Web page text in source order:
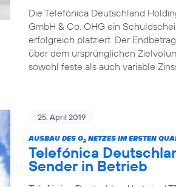
Die Telefónica Deutschland
GmbH & Co. OHG ein
erfolgreich platziert. Der
über dem ursprünglichen
sowohl feste als auch variable
25. April 2019
AUSBAU DES O2 NETZES IM ERSTEN
Telefónica
Sender in Betrieb